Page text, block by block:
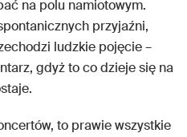
na polu namiotowym.
przyjaźni,
ludzkie pojęcie –
gdyż to co dzieje się na
to prawie wszystkie